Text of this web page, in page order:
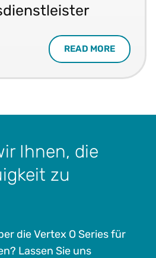
READ MORE
Ihnen, die
zu
die Vertex O Series für
Lassen Sie uns